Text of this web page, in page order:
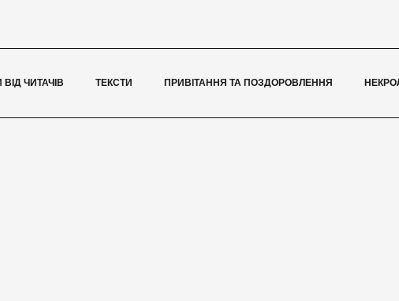
ЧИТАЧІВ ТЕКСТИ ПРИВІТАННЯ ТА ПОЗДОРОВЛЕННЯ